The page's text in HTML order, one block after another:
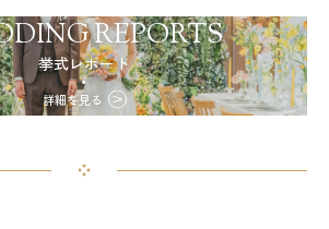
REPORTS
挙式レポート
詳細を見る